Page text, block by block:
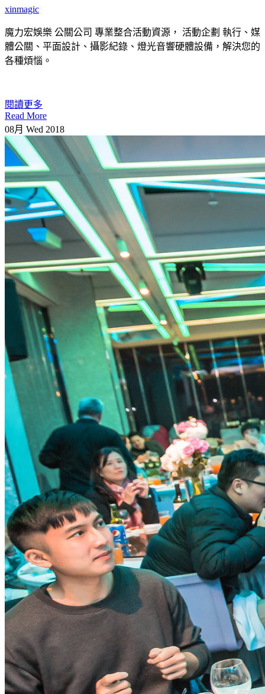
xinmagic
魔力宏娛樂 公關公司 專業整合活動資源， 活動企劃 執行、媒
體公關、平面設計、攝影紀錄、燈光音響硬體設備，解決您的
各種煩惱。
閱讀更多
Read More
08月 Wed 2018